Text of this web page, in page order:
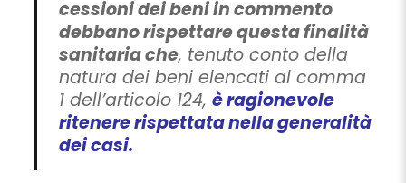
cessioni dei beni in commento
debbano rispettare questa finalità
sanitaria che, tenuto conto della
natura dei beni elencati al comma
1 dell’articolo 124, è ragionevole
ritenere rispettata nella generalità
dei casi.